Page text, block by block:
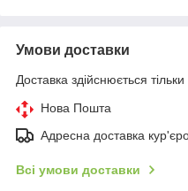
Умови доставки
Доставка здійснюється
Нова Пошта
Адресна доставка
Всі умови доставки